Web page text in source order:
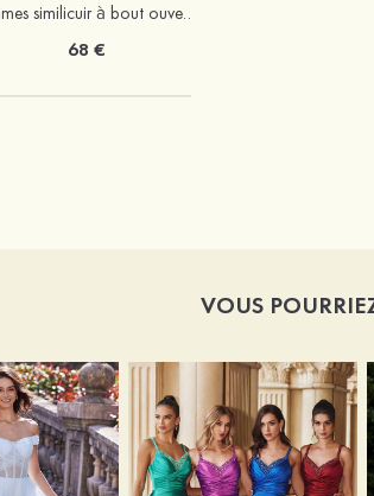
Femmes similicuir à bout ouvert plateforme sandales talon bottier outdoor chaussures
68 €
VOUS